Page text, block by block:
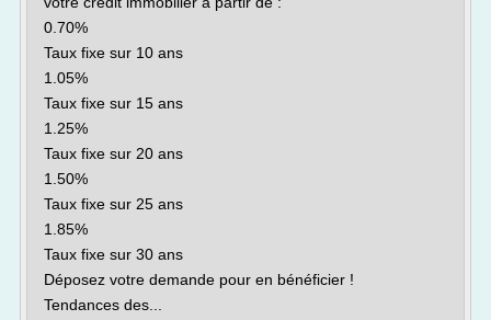
0.70%
Taux fixe sur 10 ans
1.05%
Taux fixe sur 15 ans
1.25%
Taux fixe sur 20 ans
1.50%
Taux fixe sur 25 ans
1.85%
Taux fixe sur 30 ans
Déposez votre demande pour en bénéficier !
Tendances des...